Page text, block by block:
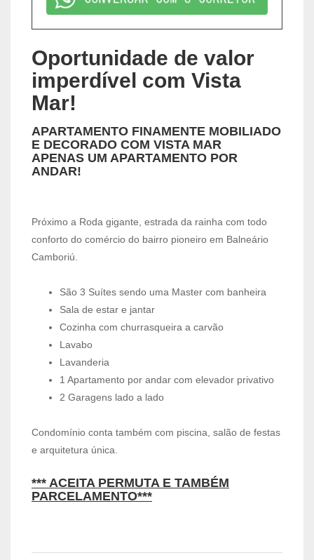
Oportunidade de valor
imperdível com Vista
Mar!
APARTAMENTO FINAMENTE MOBILIADO
E DECORADO COM VISTA MAR
APENAS UM APARTAMENTO POR
ANDAR!
Próximo a Roda gigante, estrada da rainha com todo
conforto do comércio do bairro pioneiro em Balneário
Camboriú.
São 3 Suítes sendo uma Master com banheira
Sala de estar e jantar
Cozinha com churrasqueira a carvão
Lavabo
Lavanderia
1 Apartamento por andar com elevador privativo
2 Garagens lado a lado
Condomínio conta também com piscina, salão de festas
e arquitetura única.
*** ACEITA PERMUTA E TAMBÉM
PARCELAMENTO***